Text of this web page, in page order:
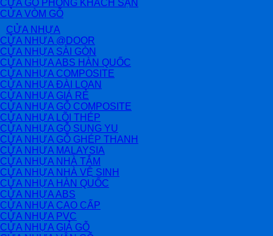
CỬA GỖ PHÒNG KHÁCH SẠN
CỬA VÒM GỖ
CỬA NHỰA
CỬA NHỰA @DOOR
CỬA NHỰA SÀI GÒN
CỬA NHỰA ABS HÀN QUỐC
CỬA NHỰA COMPOSITE
CỬA NHỰA ĐÀI LOAN
CỬA NHỰA GIÁ RẺ
CỬA NHỰA GỖ COMPOSITE
CỬA NHỰA LÕI THÉP
CỬA NHỰA GỖ SUNG YU
CỬA NHỰA GỖ GHÉP THANH
CỬA NHỰA MALAYSIA
CỬA NHỰA NHÀ TẮM
CỬA NHỰA NHÀ VỆ SINH
CỬA NHỰA HÀN QUỐC
CỬA NHỰA ABS
CỬA NHỰA CAO CẤP
CỬA NHỰA PVC
CỬA NHỰA GIẢ GỖ